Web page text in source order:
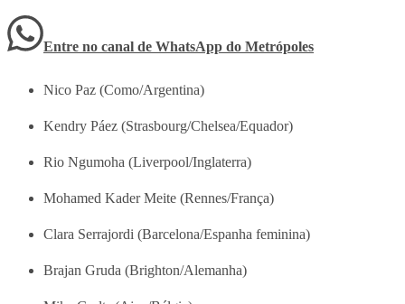
Entre no canal de WhatsApp do Metrópoles
Nico Paz (Como/Argentina)
Kendry Páez (Strasbourg/Chelsea/Equador)
Rio Ngumoha (Liverpool/Inglaterra)
Mohamed Kader Meite (Rennes/França)
Clara Serrajordi (Barcelona/Espanha feminina)
Brajan Gruda (Brighton/Alemanha)